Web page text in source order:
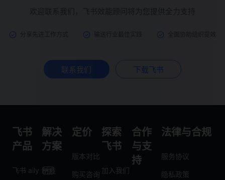
联系我们 下载飞书
飞书
产品
飞书 aily
解决
方案
制造
定价
版本对比
购买咨询
探索
飞书
加入我们
合作
与支
持
法律与合规
服务协议
隐私政策